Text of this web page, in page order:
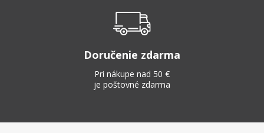
Doručenie zdarma
Pri nákupe nad 50 €
je poštovné zdarma